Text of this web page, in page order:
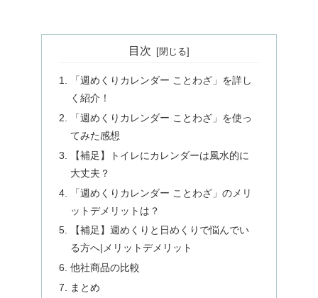
目次
「週めくりカレンダー ことわざ」を詳し
く紹介！
「週めくりカレンダー ことわざ」を使っ
てみた感想
【補足】トイレにカレンダーは風水的に
大丈夫？
「週めくりカレンダー ことわざ」のメリ
ットデメリットは？
【補足】週めくりと日めくりで悩んでい
る方へ|メリットデメリット
他社商品の比較
まとめ